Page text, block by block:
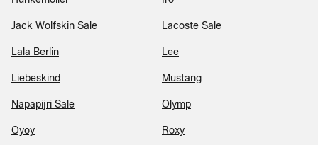
Jack Wolfskin Sale Lacoste Sale
Lala Berlin Lee
Liebeskind Mustang
Napapijri Sale Olymp
Oyoy Roxy